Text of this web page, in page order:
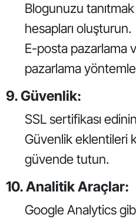
Blogunuzu
hesapları oluşturun.
E-posta pazarlama
pazarlama
9. Güvenlik:
SSL sertifikası
Güvenlik eklentileri
güvende tutun.
10. Analitik Araçlar:
Google Analytics